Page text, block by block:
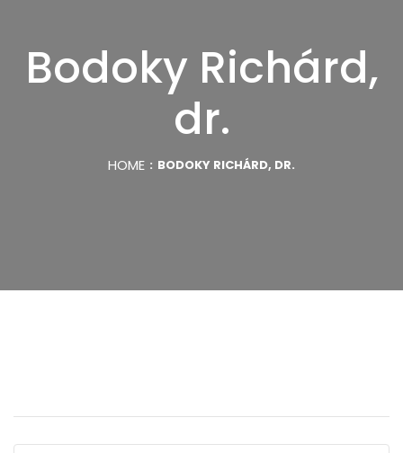
Bodoky Richárd,
dr.
HOME BODOKY RICHÁRD, DR.